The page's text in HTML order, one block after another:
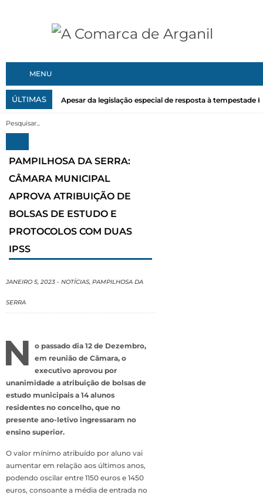
MENU
ÚLTIMAS Apesar da legislação especial de resposta à tempestade
PAMPILHOSA DA SERRA:
CÂMARA MUNICIPAL
APROVA ATRIBUIÇÃO DE
BOLSAS DE ESTUDO E
PROTOCOLOS COM DUAS
IPSS
JANEIRO 5, 2023 - NOTÍCIAS, PAMPILHOSA DA
SERRA
N
o passado dia 12 de Dezembro,
em reunião de Câmara, o
executivo aprovou por
unanimidade a atribuição de bolsas de
estudo municipais a 14 alunos
residentes no concelho, que no
presente ano-letivo ingressaram no
ensino superior.
O valor mínimo atribuído por aluno vai
aumentar em relação aos últimos anos,
podendo oscilar entre 1150 euros e 1450
euros, consoante a média de entrada no